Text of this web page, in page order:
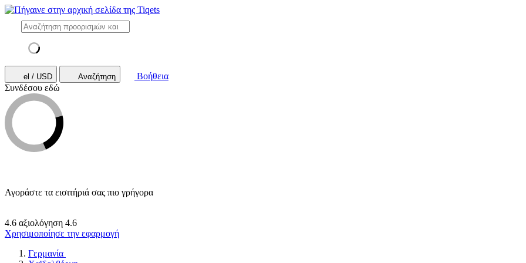
el / USD Αναζήτηση
Βοήθεια
Συνδέσου εδώ
Αγοράστε τα εισιτήριά σας πιο γρήγορα
4.6 αξιολόγηση 4.6
Χρησιμοποίησε την εφαρμογή
Γερμανία